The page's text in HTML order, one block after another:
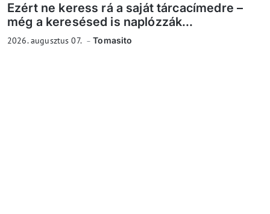
Ezért ne keress rá a saját tárcacímedre –
még a keresésed is naplózzák...
2026. augusztus 07. Tomasito